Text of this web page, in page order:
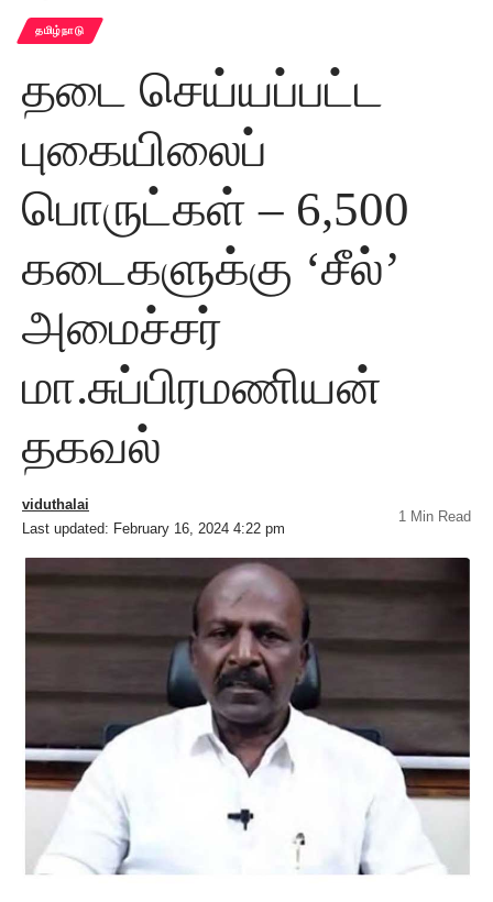
தமிழ்நாடு
தடை செய்யப்பட்ட
புகையிலைப்
பொருட்கள் – 6,500
கடைகளுக்கு ‘சீல்’
அமைச்சர்
மா.சுப்பிரமணியன்
தகவல்
Last updated: February 16, 2024 4:22 pm
viduthalai
1 Min Read